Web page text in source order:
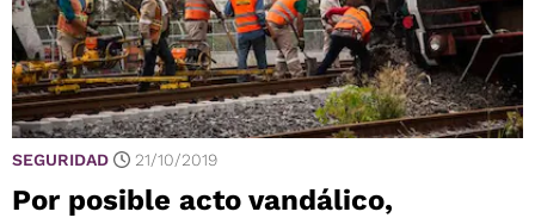
SEGURIDAD 21/10/2019
Por posible acto vandálico,